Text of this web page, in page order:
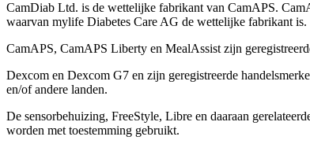
CamDiab Ltd. is de wettelijke fabrikant van CamAPS.
waarvan mylife Diabetes Care AG de wettelijke fabrikant is.
CamAPS, CamAPS Liberty en MealAssist zijn
Dexcom en Dexcom G7 en zijn geregistreerde
en/of andere landen.
De sensorbehuizing, FreeStyle, Libre en daaraan
worden met toestemming gebruikt.